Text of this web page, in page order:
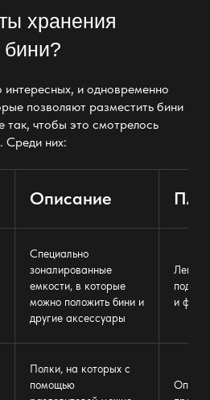
хранения
и одновременно
позволяют разместить бини
так, чтобы это смотрелось
Среди них:
Описание
Специально
зоналированные
емкости, в которые
можно положить бини и
другие аксессуары
Легко
и
Полки, на которых с
помощью